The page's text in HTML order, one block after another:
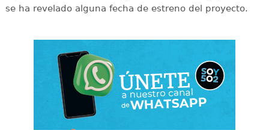
se ha revelado alguna fecha de estreno del proyecto.